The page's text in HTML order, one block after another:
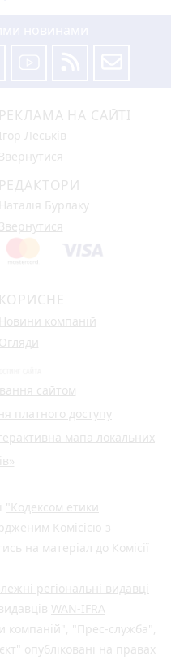
РЕКЛАМА НА САЙТІ
Ігор Леськів
Звернутися
РЕДАКТОРИ
Наталія Бурлаку
Звернутися
КОРИСНЕ
Новини компаній
Огляди
сайтом
платного доступу
мапа локальних
"Кодексом етики
Комісією з
на матеріал до Комісії
регіональні видавці
WAN-IFRA
компаній", "Прес-служба",
опубліковані на правах